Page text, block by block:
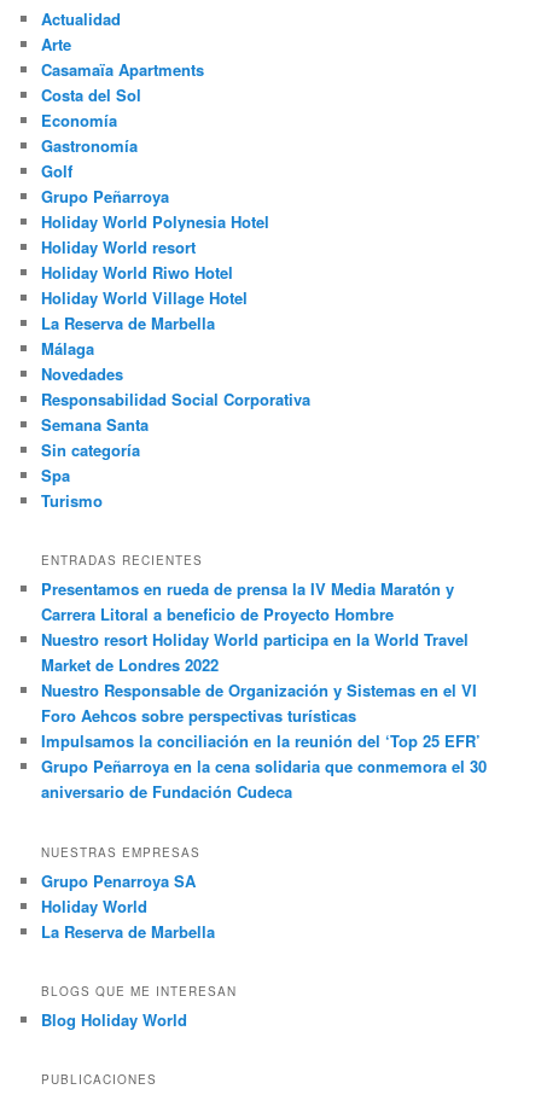
Actualidad
Arte
Casamaïa Apartments
Costa del Sol
Economía
Gastronomía
Golf
Grupo Peñarroya
Holiday World Polynesia Hotel
Holiday World resort
Holiday World Riwo Hotel
Holiday World Village Hotel
La Reserva de Marbella
Málaga
Novedades
Responsabilidad Social Corporativa
Semana Santa
Sin categoría
Spa
Turismo
ENTRADAS RECIENTES
Presentamos en rueda de prensa la IV Media Maratón y
Carrera Litoral a beneficio de Proyecto Hombre
Nuestro resort Holiday World participa en la World Travel
Market de Londres 2022
Nuestro Responsable de Organización y Sistemas en el VI
Foro Aehcos sobre perspectivas turísticas
Impulsamos la conciliación en la reunión del ‘Top 25 EFR’
Grupo Peñarroya en la cena solidaria que conmemora el 30
aniversario de Fundación Cudeca
NUESTRAS EMPRESAS
Grupo Penarroya SA
Holiday World
La Reserva de Marbella
BLOGS QUE ME INTERESAN
Blog Holiday World
PUBLICACIONES